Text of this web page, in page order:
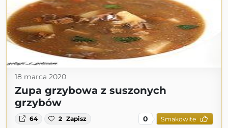
18 marca 2020
Zupa grzybowa z suszonych
grzybów
64 2 Zapisz 0 Smakowite